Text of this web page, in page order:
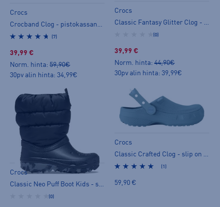
Crocs
Crocband Clog - pistokassandaalit
(7)
39,99 €
Norm. hinta: 59,90€
30pv alin hinta: 34,99€
Crocs
Classic Fantasy Glitter Clog - slip on -kengät
(0)
39,99 €
Norm. hinta: 44,90€
30pv alin hinta: 39,99€
Crocs
Classic Neo Puff Boot Kids - saappaat
(0)
Crocs
Classic Crafted Clog - slip on -kengät
(1)
59,90 €